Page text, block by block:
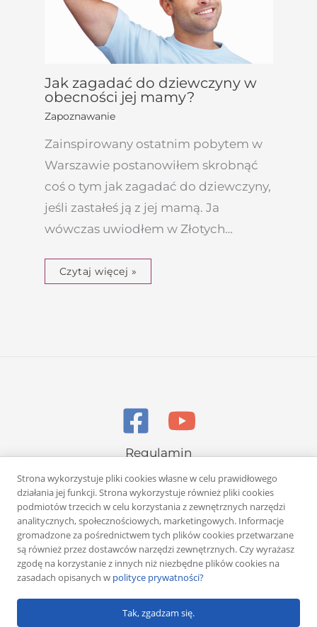
Jak zagadać do dziewczyny w
obecności jej mamy?
Zapoznawanie
Zainspirowany ostatnim pobytem w
Warszawie postanowiłem skrobnąć
coś o tym jak zagadać do dziewczyny,
jeśli zastałeś ją z jej mamą. Ja
wówczas uwiodłem w Złotych…
Czytaj więcej »
Regulamin
Polityka prywatności
Copyright © 2026 Rafał Żuber
Powered byKlub eMarketera
Strona wykorzystuje pliki cookies własne w celu prawidłowego
działania jej funkcji. Strona wykorzystuje również pliki cookies
podmiotów trzecich w celu korzystania z zewnętrznych narzędzi
analitycznych, społecznościowych, marketingowych. Informacje
gromadzone za pośrednictwem tych plików cookies przetwarzane
są również przez dostawców narzędzi zewnętrznych. Czy wyrażasz
zgodę na korzystanie z innych niż niezbędne plików cookies na
zasadach opisanych w polityce prywatności?
Tak, zgadzam się.